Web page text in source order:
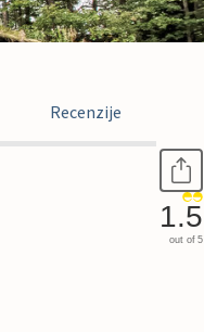
Recenzije
1.5
out of 5